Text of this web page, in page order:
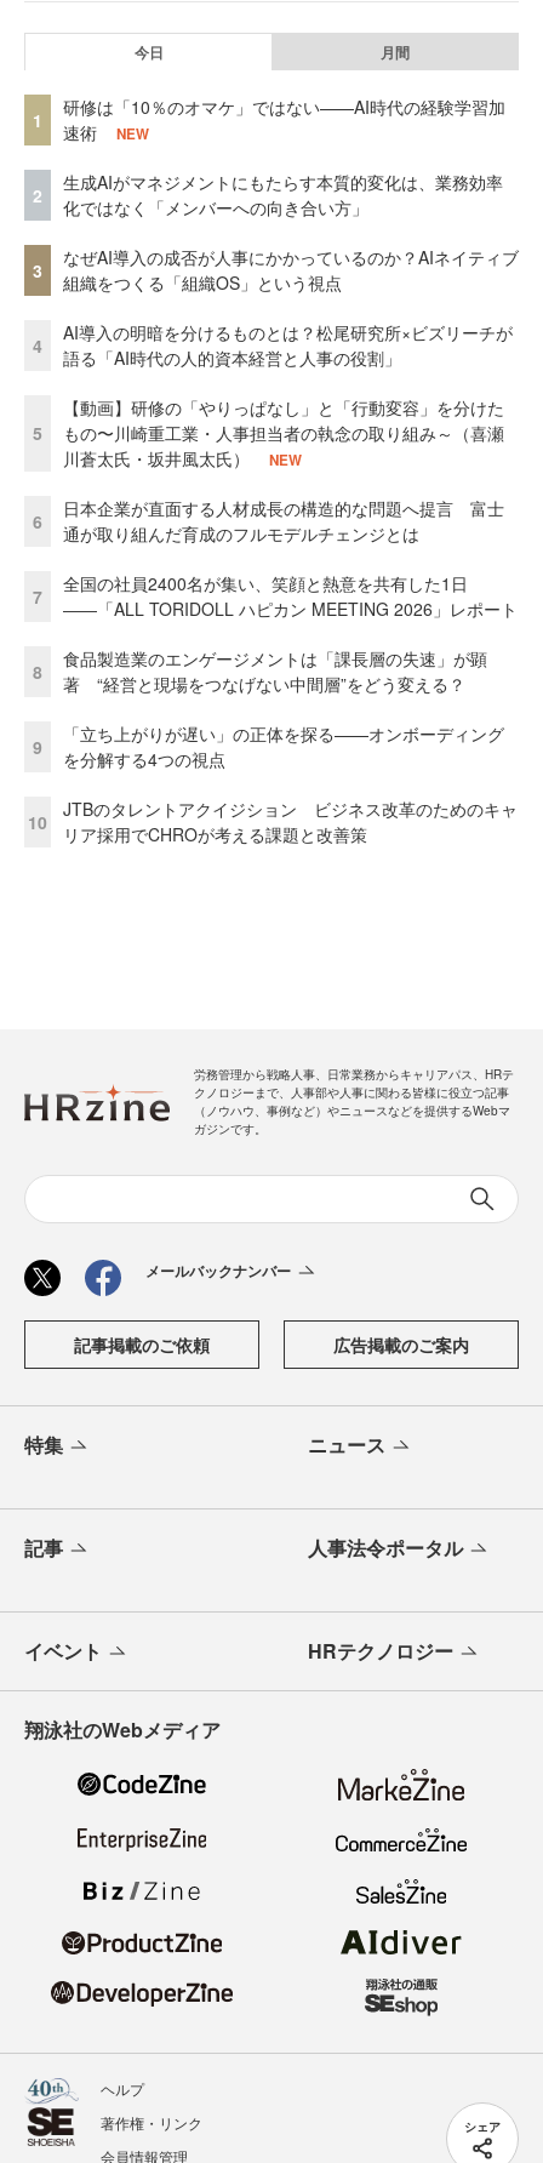
シェア
今日 月間
1
研修は「10％のオマケ」ではない——AI時代の経験学習加
速術
NEW
2
生成AIがマネジメントにもたらす本質的変化は、業務効率
化ではなく「メンバーへの向き合い方」
3
なぜAI導入の成否が人事にかかっているのか？AIネイティブ
組織をつくる「組織OS」という視点
4
AI導入の明暗を分けるものとは？松尾研究所×ビズリーチが
語る「AI時代の人的資本経営と人事の役割」
5
【動画】研修の「やりっぱなし」と「行動変容」を分けた
もの〜川崎重工業・人事担当者の執念の取り組み～（喜瀬
川蒼太氏・坂井風太氏）
NEW
6
日本企業が直面する人材成長の構造的な問題へ提言 富士
通が取り組んだ育成のフルモデルチェンジとは
7
全国の社員2400名が集い、笑顔と熱意を共有した1日
――「ALL TORIDOLL ハピカン MEETING 2026」レポート
8
食品製造業のエンゲージメントは「課長層の失速」が顕
著 “経営と現場をつなげない中間層”をどう変える？
9
「立ち上がりが遅い」の正体を探る——オンボーディング
を分解する4つの視点
10
JTBのタレントアクイジション ビジネス改革のためのキャ
リア採用でCHROが考える課題と改善策
労務管理から戦略人事、日常業務からキャリアパス、HRテ
クノロジーまで、人事部や人事に関わる皆様に役立つ記事
（ノウハウ、事例など）やニュースなどを提供するWebマ
ガジンです。
メールバックナンバー
記事掲載のご依頼 広告掲載のご案内
特集 ニュース
記事 人事法令ポータル
イベント HRテクノロジー
翔泳社のWebメディア
ヘルプ
著作権・リンク
会員情報管理